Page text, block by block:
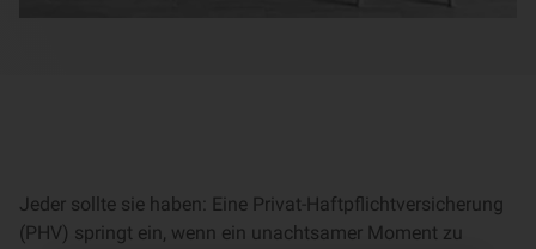
Jeder sollte sie haben: Eine Privat-Haftpflichtversicherung
(PHV) springt ein, wenn ein unachtsamer Moment zu